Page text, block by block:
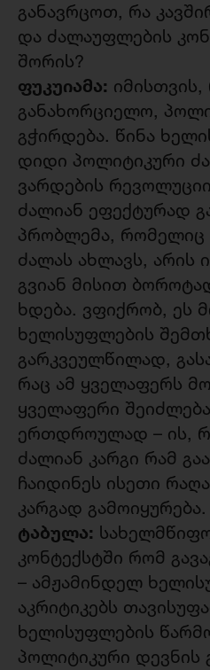
განავრცოთ, რა
და ძალაუფლების
შორის?
ფუკუიამა:
განახორციელო,
გჭირდება. წინა
დიდი პოლიტიკური
ვარდების
ძალიან ეფექტურად
პრობლემა, რომელიც
ძალას ახლავს, არის
გვიან მისით
ხდება. ვფიქრობ, ეს
ხელისუფლების
გარკვეულწილად,
რაც ამ ყველაფერს
ყველაფერი
ერთდროულად – ის,
ძალიან კარგი რამ
ჩაიდინეს ისეთი
კარგად გამოიყურება.
ტაბულა:
კონტექსტში რომ
– ამჟამინდელ
აკრიტიკებს
ხელისუფლების
პოლიტიკური დევნის